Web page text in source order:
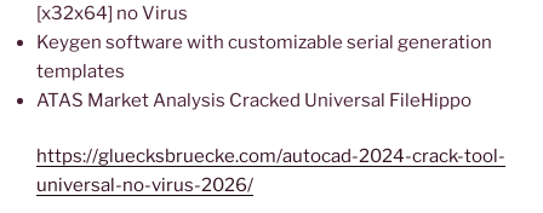
[x32x64] no Virus
Keygen software with customizable serial generation
templates
ATAS Market Analysis Cracked Universal FileHippo
https://gluecksbruecke.com/autocad-2024-crack-tool-
universal-no-virus-2026/